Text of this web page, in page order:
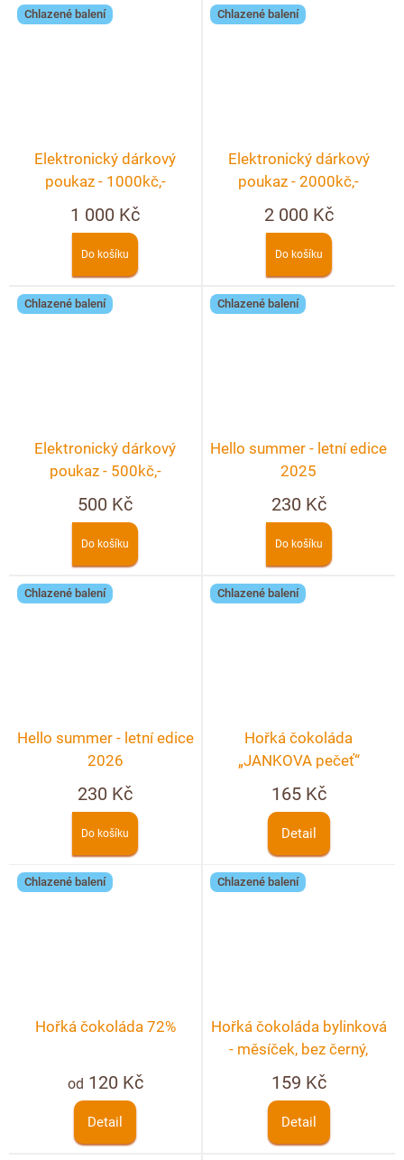
Chlazené balení
Elektronický dárkový
poukaz - 1000kč,-
1 000 Kč
Do košíku
Chlazené balení
Elektronický dárkový
poukaz - 2000kč,-
2 000 Kč
Do košíku
Chlazené balení
Elektronický dárkový
poukaz - 500kč,-
500 Kč
Do košíku
Chlazené balení
Hello summer - letní edice
2025
230 Kč
Do košíku
Chlazené balení
Hello summer - letní edice
2026
230 Kč
Do košíku
Chlazené balení
Hořká čokoláda
„JANKOVA pečeť“
165 Kč
Detail
Chlazené balení
Hořká čokoláda 72%
od 120 Kč
Detail
Chlazené balení
Hořká čokoláda bylinková
- měsíček, bez černý,
chrpa, růže
159 Kč
Detail